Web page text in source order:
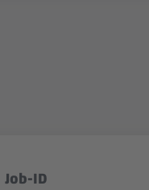
Job-ID